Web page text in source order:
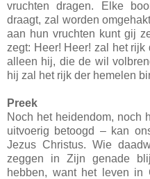
vruchten dragen. Elke
draagt, zal worden
aan hun vruchten kunt gij
zegt: Heer! Heer! zal het
alleen hij, die de wil
hij zal het rijk der hemelen
Preek
Noch het heidendom, noch
uitvoerig betoogd – kan
Jezus Christus. Wie
zeggen in Zijn genade
hebben, want het leven in